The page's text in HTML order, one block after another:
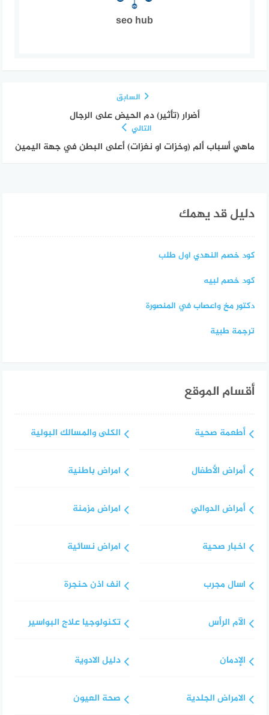
seo hub
السابق
أضرار (تأثير) دم الحيض على الرجال
التالي
ماهي أسباب ألم (وخزات او نغزات) أعلى البطن في جهة اليمين
دليل قد يهمك
كود خصم النهدي اول طلب
كود خصم لبيه
دكتور مخ واعصاب في المنصورة
ترجمة طبية
أقسام الموقع
أطعمة صحية
أمراض الأطفال
أمراض الدوالي
اخبار صحية
اسال مجرب
الآم الرأس
الإدمان
الامراض الجلدية
الكلى والمسالك البولية
امراض باطنية
امراض مزمنة
امراض نسائية
انف اذن حنجرة
تكنولوجيا علاج البواسير
دليل الادوية
صحة العيون